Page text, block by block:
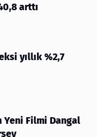
arttı
yıllık %2,7
Yeni Filmi Dangal